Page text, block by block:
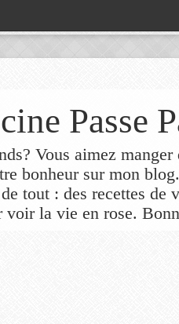
Passe
Vous aimez
bonheur sur mon
tout : des recettes de
voir la vie en rose.